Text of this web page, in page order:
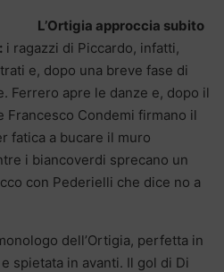
L’Ortigia approccia subito
i ragazzi di Piccardo, infatti,
e, dopo una breve fase di
Ferrero apre le danze e, dopo il
Francesco Condemi firmano il
fatica a bucare il muro
i biancoverdi sprecano un
con Pederielli che dice no a
dell’Ortigia, perfetta in
spietata in avanti. Il gol di Di